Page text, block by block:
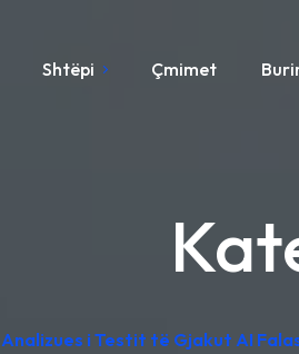
Shtëpi Çmimet
Analizues i Testit të Gjakut AI